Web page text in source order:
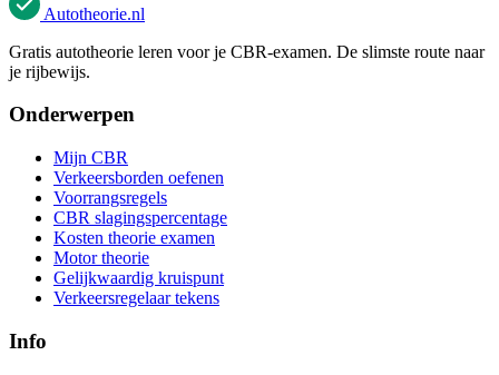
Autotheorie.nl
Gratis autotheorie leren voor je CBR-examen. De slimste route naar
je rijbewijs.
Onderwerpen
Mijn CBR
Verkeersborden oefenen
Voorrangsregels
CBR slagingspercentage
Kosten theorie examen
Motor theorie
Gelijkwaardig kruispunt
Verkeersregelaar tekens
Info